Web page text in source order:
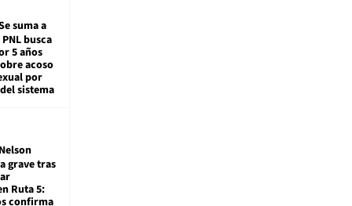
suma a
busca
5 años
acoso
por
sistema
Nelson
grave tras
Ruta 5:
confirma